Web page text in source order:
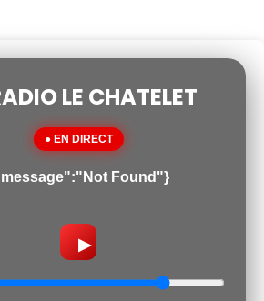
LE CHATELET
● EN DIRECT
Found"}
▶